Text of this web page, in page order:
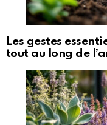
Les gestes
tout au long de